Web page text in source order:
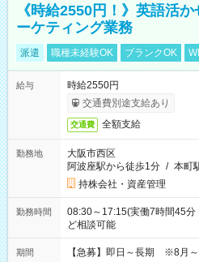
《時給2550円！》英語活
ーケティング業務
派遣 職種未経験OK ブランクOK
給与
時給2550円
交通費別途支給あり
交通費 全額支給
勤務地
大阪市西区
阿波座駅から徒歩1分 / 本町
持株会社・資産管理
勤務時間
08:30～17:15(実働7時間45
ど相談可能
期間 【急募】即日～長期 ※8月～